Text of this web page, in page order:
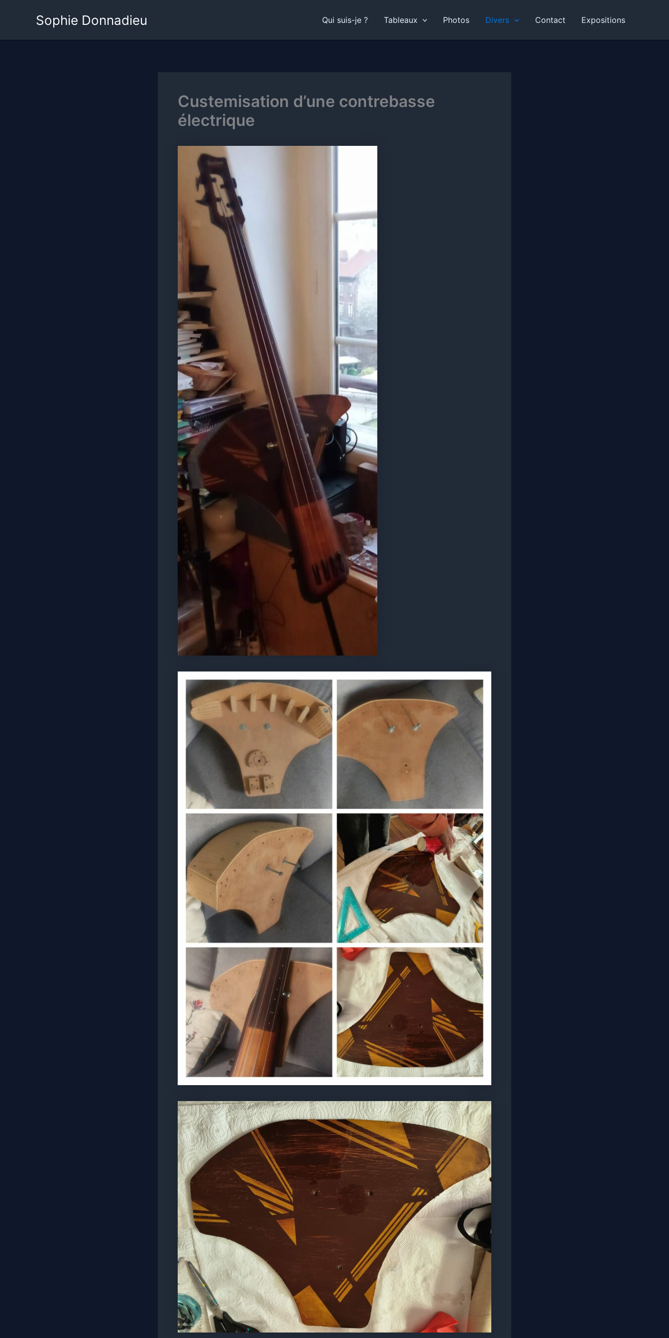
Sophie Donnadieu Qui suis-je ? Tableaux Photos Divers Contact Expositions
Custemisation d’une contrebasse
électrique